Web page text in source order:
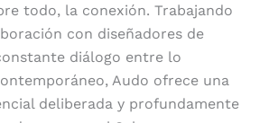
todo, la conexión. Trabajando
con diseñadores de
diálogo entre lo
Audo ofrece una
deliberada y profundamente